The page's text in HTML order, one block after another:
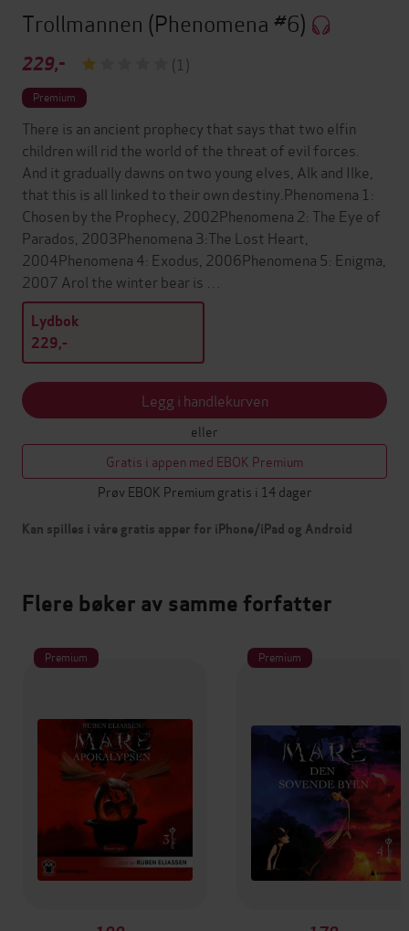
Trollmannen (Phenomena #6)
229,- (1)
Premium
There is an ancient prophecy that says that two elfin
children will rid the world of the threat of evil forces.
And it gradually dawns on two young elves, Alk and Ilke,
that this is all linked to their own destiny.Phenomena 1:
Chosen by the Prophecy, 2002Phenomena 2: The Eye of
Parados, 2003Phenomena 3:The Lost Heart,
2004Phenomena 4: Exodus, 2006Phenomena 5: Enigma,
2007 Arol the winter bear is …
Lydbok
229,-
Legg i handlekurven
eller
Gratis i appen med EBOK Premium
Prøv EBOK Premium gratis i 14 dager
Kan spilles i våre gratis apper for iPhone/iPad og Android
Flere bøker av samme forfatter
Premium Premium